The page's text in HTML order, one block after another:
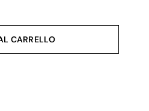
CARRELLO